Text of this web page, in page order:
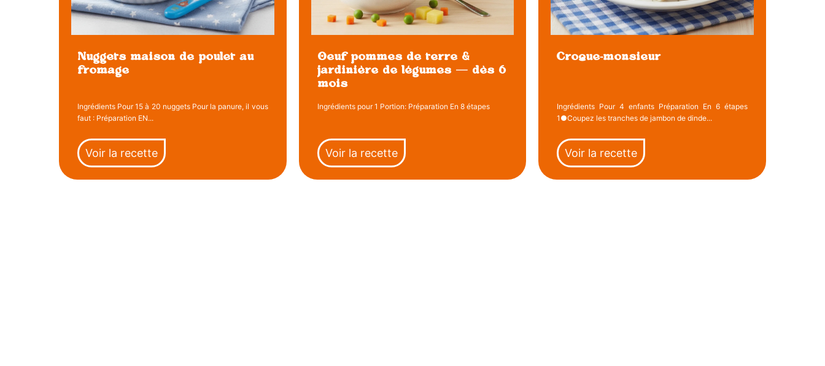
Nuggets maison de poulet au
fromage
Ingrédients Pour 15 à 20 nuggets Pour la panure, il vous
faut : Préparation EN...
Voir la recette
Oeuf pommes de terre &
jardinière de légumes — dès 6
mois
Ingrédients pour 1 Portion: Préparation En 8 étapes
Voir la recette
Croque-monsieur
Ingrédients Pour 4 enfants Préparation En 6 étapes
1●Coupez les tranches de jambon de dinde...
Voir la recette